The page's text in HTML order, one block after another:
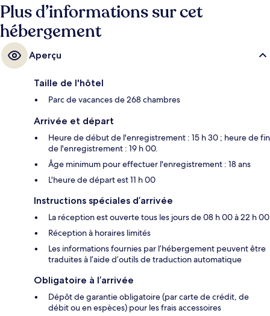
Plus d’informations sur cet
hébergement
Aperçu
Taille de l'hôtel
Parc de vacances de 268 chambres
Arrivée et départ
Heure de début de l'enregistrement : 15 h 30 ; heure de fin
de l'enregistrement : 19 h 00.
Âge minimum pour effectuer l'enregistrement : 18 ans
L'heure de départ est 11 h 00
Instructions spéciales d’arrivée
La réception est ouverte tous les jours de 08 h 00 à 22 h 00
Réception à horaires limités
Les informations fournies par l’hébergement peuvent être
traduites à l’aide d’outils de traduction automatique
Obligatoire à l’arrivée
Dépôt de garantie obligatoire (par carte de crédit, de
débit ou en espèces) pour les frais accessoires